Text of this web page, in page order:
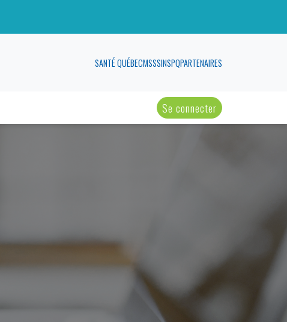
SANTÉ QUÉBECMSSSINSPQPARTENAIRES
Se connecter